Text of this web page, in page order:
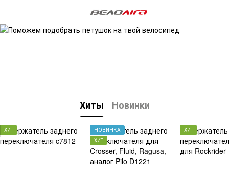
Хиты Новинки
ХИТ
НОВИНКА
ХИТ
ХИТ